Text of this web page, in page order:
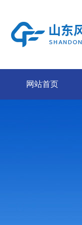
网站首页